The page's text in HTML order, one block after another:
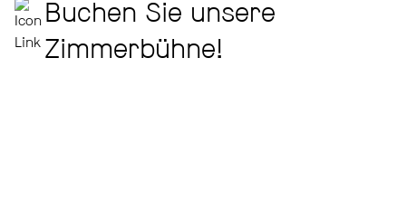
Buchen Sie unsere
Zimmerbühne!